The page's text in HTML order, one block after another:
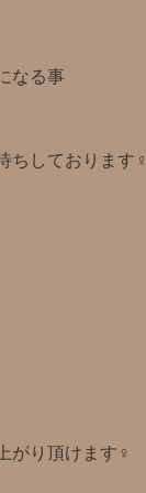
なる事
ちしております‍♀️
がり頂けます‍♀️